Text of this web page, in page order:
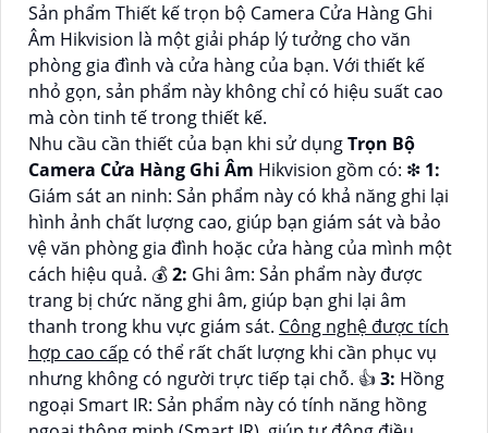
Sản phẩm Thiết kế trọn bộ Camera Cửa Hàng Ghi
Âm Hikvision là một giải pháp lý tưởng cho văn
phòng gia đình và cửa hàng của bạn. Với thiết kế
nhỏ gọn, sản phẩm này không chỉ có hiệu suất cao
mà còn tinh tế trong thiết kế.
Nhu cầu cần thiết của bạn khi sử dụngTrọn Bộ
Camera Cửa Hàng Ghi Âm Hikvision gồm có: ❇ 1:
Giám sát an ninh: Sản phẩm này có khả năng ghi lại
hình ảnh chất lượng cao, giúp bạn giám sát và bảo
vệ văn phòng gia đình hoặc cửa hàng của mình một
cách hiệu quả. 💰2: Ghi âm: Sản phẩm này được
trang bị chức năng ghi âm, giúp bạn ghi lại âm
thanh trong khu vực giám sát. Công nghệ được tích
hợp cao cấp có thể rất chất lượng khi cần phục vụ
nhưng không có người trực tiếp tại chỗ. 👍 3: Hồng
ngoại Smart IR: Sản phẩm này có tính năng hồng